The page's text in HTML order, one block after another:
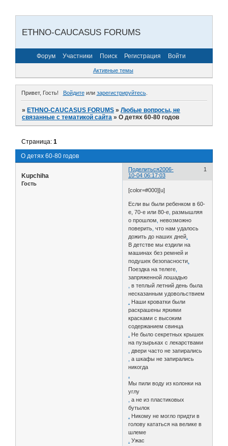
ETHNO-CAUCASUS FORUMS
Форум Участники Поиск Регистрация Войти
Активные темы
Привет, Гость! Войдитеили зарегистрируйтесь.
»ETHNO-CAUCASUS FORUMS »Любые вопросы, не
связанные с тематикой сайта »О детях 60-80 годов
О детях 60-80 годов
Страница:1
Поделиться 1
2006-
10-04 06:17:03
Kupchiha
Гость
[color=#000][u]
Если вы были ребенком в 60-
е, 70-е или 80-е размышляя
о прошлом невозможно
поверить что нам удалось
дожить до наших дней
В детстве мы ездили на
машинах без ремней и
подушек безопасности
Поездка на телеге
запряженной лошадью
в теплый летний день была
несказанным удовольствием
Наши кроватки были
раскрашены яркими
красками с высоким
содержанием свинца
Не было секретных крышек
на пузырьках с лекарствами
двери часто не запирались
а шкафы не запирались
никогда
Мы пили воду из колонки на
углу
а не из пластиковых
бутылок
Никому не могло придти в
голову кататься на велике в
шлеме
Ужас